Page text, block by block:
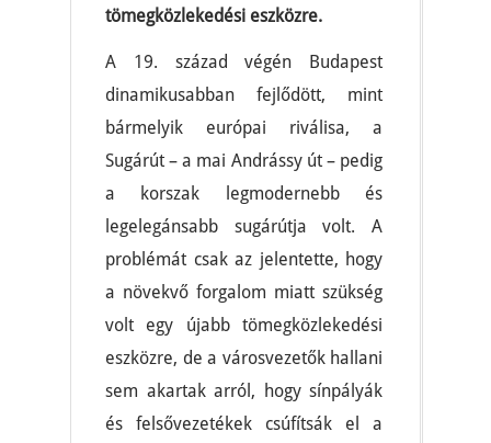
tömegközlekedési eszközre.
A 19. század végén Budapest
dinamikusabban fejlődött, mint
bármelyik európai riválisa, a
Sugárút – a mai Andrássy út – pedig
a korszak legmodernebb és
legelegánsabb sugárútja volt. A
problémát csak az jelentette, hogy
a növekvő forgalom miatt szükség
volt egy újabb tömegközlekedési
eszközre, de a városvezetők hallani
sem akartak arról, hogy sínpályák
és felsővezetékek csúfítsák el a